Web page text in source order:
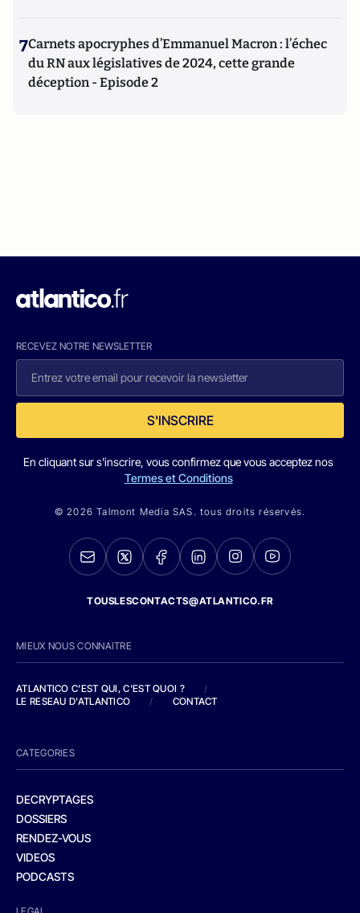
7Carnets apocryphes d’Emmanuel Macron : l’échec
du RN aux législatives de 2024, cette grande
déception - Episode 2
RECEVEZ NOTRE NEWSLETTER
S'INSCRIRE
En cliquant sur s'inscrire, vous confirmez que vous acceptez nos
Termes et Conditions
© 2026 Talmont Media SAS. tous droits réservés.
TOUSLESCONTACTS@ATLANTICO.FR
MIEUX NOUS CONNAITRE
ATLANTICO C'EST QUI, C'EST QUOI ?
/
LE RESEAU D'ATLANTICO
/ CONTACT
CATEGORIES
DECRYPTAGES
DOSSIERS
RENDEZ-VOUS
VIDEOS
PODCASTS